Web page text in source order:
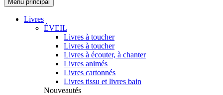
Menu principal
Livres
ÉVEIL
Livres à toucher
Livres à toucher
Livres à écouter, à chanter
Livres animés
Livres cartonnés
Livres tissu et livres bain
Nouveautés